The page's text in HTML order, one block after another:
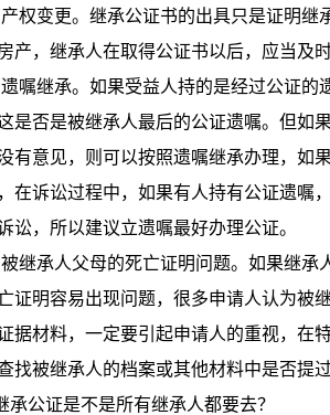
变更。继承公证书的出具只是证明继
产，继承人在取得公证书以后，应当及
继承。如果受益人持的是经过公证的
是否是被继承人最后的公证遗嘱。但如
有意见，则可以按照遗嘱继承办理，如
在诉讼过程中，如果有人持有公证遗嘱
讼，所以建议立遗嘱最好办理公证。
承人父母的死亡证明问题。如果继承
证明容易出现问题，很多申请人认为被
据材料，一定要引起申请人的重视，在
找被继承人的档案或其他材料中是否提
公证是不是所有继承人都要去？